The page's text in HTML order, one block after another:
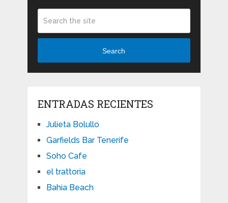
Search
ENTRADAS RECIENTES
Julieta Bolullo
Garfields Bar Tenerife
Soho Cafe
el trattoria
Bahia Beach